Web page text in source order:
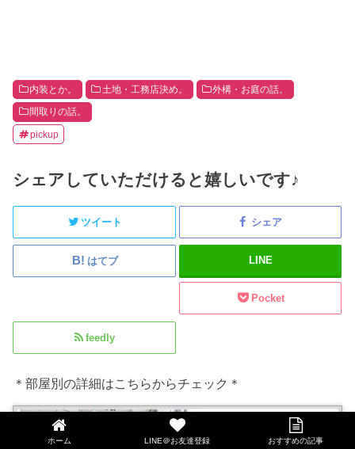
内装とか。 土地・工務店決め。 外構・お庭の話。
間取りの話。
pickup
シェアしていただけると嬉しいです♪
ツイート シェア
はてブ LINE
Pocket
feedly
＊部屋別の詳細はこちらからチェック＊
ホーム LINE＠お友達登録 おすすめの記事
LINE@